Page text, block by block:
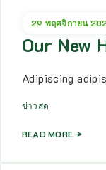
29 พฤศจิกายน
Our New
Adipiscing
ข่าวสด
READ MORE